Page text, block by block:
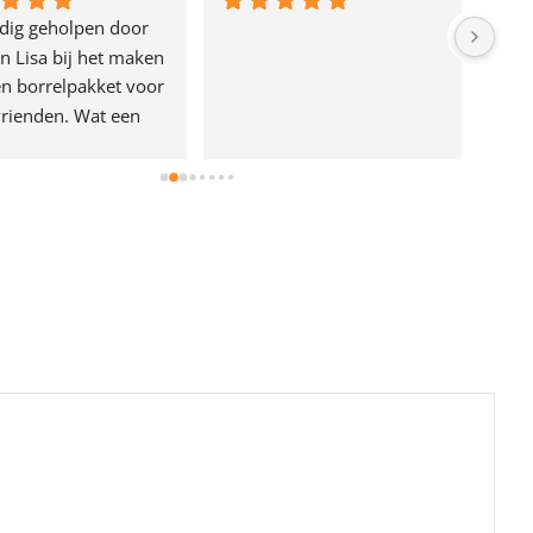
geholpen door
Lisa bij het maken
borrelpakket voor
Wat een